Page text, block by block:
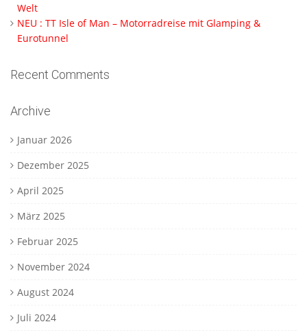
Welt
NEU : TT Isle of Man – Motorradreise mit Glamping &
Eurotunnel
Recent Comments
Archive
Januar 2026
Dezember 2025
April 2025
März 2025
Februar 2025
November 2024
August 2024
Juli 2024